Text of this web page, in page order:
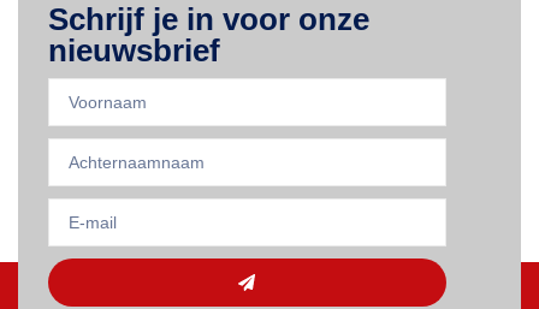
Schrijf je in voor onze
nieuwsbrief